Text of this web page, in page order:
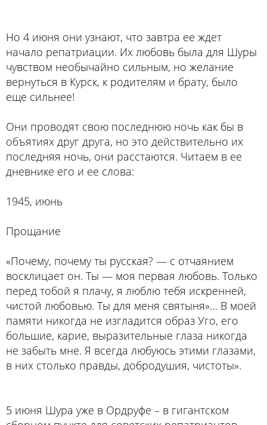
Но 4 июня они узнают, что завтра ее ждет
начало репатриации. Их любовь была для Шуры
чувством необычайно сильным, но желание
вернуться в Курск, к родителям и брату, было
еще сильнее!
Они проводят свою последнюю ночь как бы в
объятиях друг друга, но это действительно их
последняя ночь, они расстаются. Читаем в ее
дневнике его и ее слова:
1945, июнь
Прощание
«Почему, почему ты русская? — с отчаянием
восклицает он. Ты — моя первая любовь. Только
перед тобой я плачу, я люблю тебя искренней,
чистой любовью. Ты для меня святыня»… В моей
памяти никогда не изгладится образ Уго, его
большие, карие, выразительные глаза никогда
не забыть мне. Я всегда любуюсь этими глазами,
в них столько правды, добродушия, чистоты».
5 июня Шура уже в Ордруфе – в гигантском